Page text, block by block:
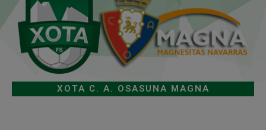
XOTA C. A. OSASUNA MAGNA